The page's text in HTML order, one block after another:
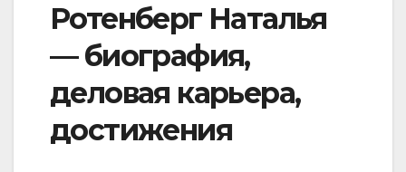
Ротенберг Наталья
— биография,
деловая карьера,
достижения